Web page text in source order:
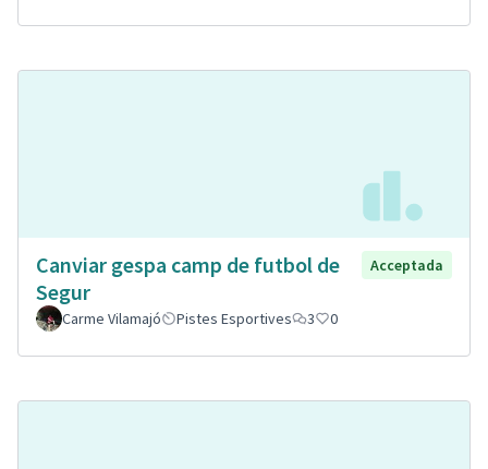
Canviar gespa camp de futbol de
Segur
Acceptada
Carme Vilamajó Pistes Esportives 3 0